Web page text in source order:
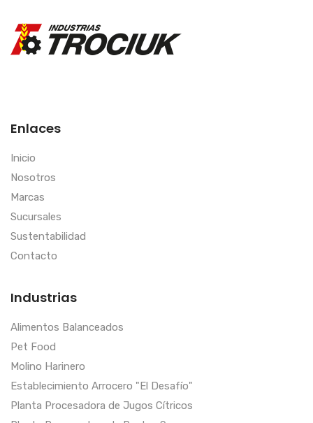
Enlaces
Inicio
Nosotros
Marcas
Sucursales
Sustentabilidad
Contacto
Industrias
Alimentos Balanceados
Pet Food
Molino Harinero
Establecimiento Arrocero "El Desafío"
Planta Procesadora de Jugos Cítricos